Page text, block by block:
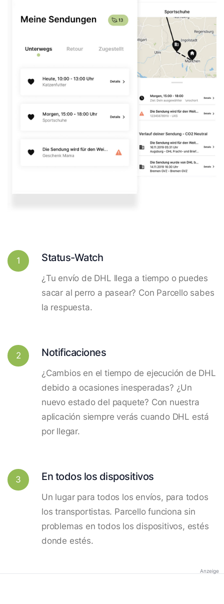
1 Status-Watch
¿Tu envío de DHL llega a tiempo o puedes
sacar al perro a pasear? Con Parcello sabes
la respuesta.
2 Notificaciones
¿Cambios en el tiempo de ejecución de DHL
debido a ocasiones inesperadas? ¿Un
nuevo estado del paquete? Con nuestra
aplicación siempre verás cuando DHL está
por llegar.
3 En todos los dispositivos
Un lugar para todos los envíos, para todos
los transportistas. Parcello funciona sin
problemas en todos los dispositivos, estés
donde estés.
Anzeige